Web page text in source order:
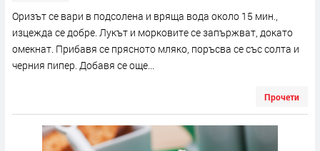
Оризът се вари в подсолена и вряща вода около 15 мин.,
изцежда се добре. Лукът и морковите се запържват, докато
омекнат. Прибавя се прясното мляко, поръсва се със солта и
черния пипер. Добавя се още...
Прочети